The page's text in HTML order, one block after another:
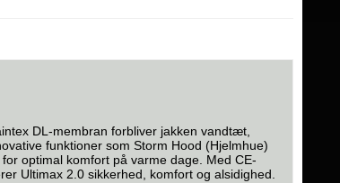
DL-membran forbliver jakken vandtæt,
funktioner som Storm Hood (Hjelmhue)
optimal komfort på varme dage. Med CE-
Ultimax 2.0 sikkerhed, komfort og alsidighed.